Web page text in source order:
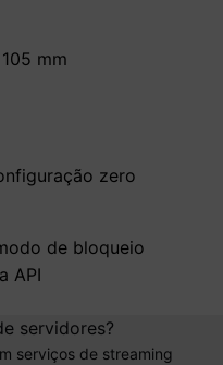
mm
zero
de bloqueio
API
servidores?
serviços de streaming